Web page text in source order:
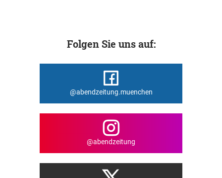
Folgen Sie uns auf:
@abendzeitung.muenchen
@abendzeitung